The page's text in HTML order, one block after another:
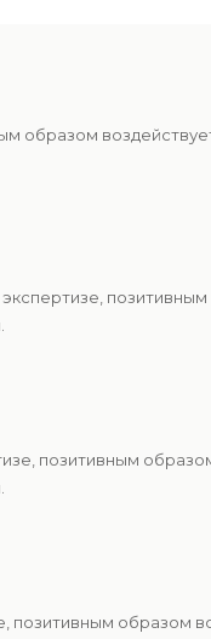
образом
позитивным
позитивным образом